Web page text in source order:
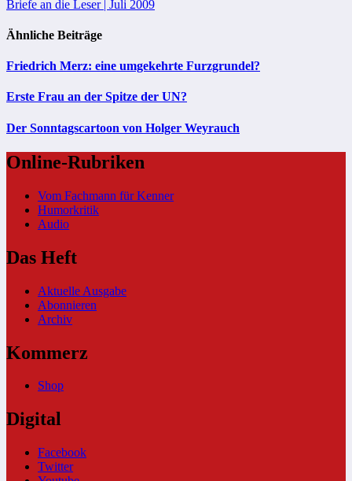
Briefe an die Leser | Juli 2009
Ähnliche Beiträge
Friedrich Merz: eine umgekehrte Furzgrundel?
Erste Frau an der Spitze der UN?
Der Sonntagscartoon von Holger Weyrauch
Online-Rubriken
Vom Fachmann für Kenner
Humorkritik
Audio
Das Heft
Aktuelle Ausgabe
Abonnieren
Archiv
Kommerz
Shop
Digital
Facebook
Twitter